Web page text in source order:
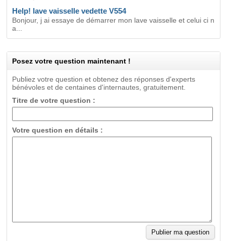
Help! lave vaisselle vedette V554
Bonjour, j ai essaye de démarrer mon lave vaisselle et celui ci n
a...
Posez votre question maintenant !
Publiez votre question et obtenez des réponses d'experts
bénévoles et de centaines d'internautes, gratuitement.
Titre de votre question :
Votre question en détails :